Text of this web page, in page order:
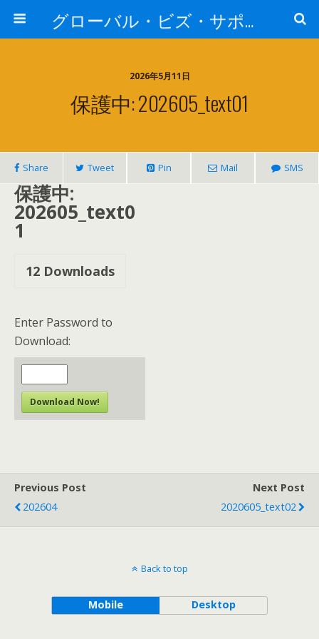
グローバル・ビズ・サポート株式会社
2026年5月11日
保護中: 202605_text01
Share Tweet Pin Mail SMS
保護中:
202605_text0
1
12 Downloads
Enter Password to
Download:
Download Now!
Previous Post
202604
Next Post
2020605_text02
Back to top
Mobile Desktop